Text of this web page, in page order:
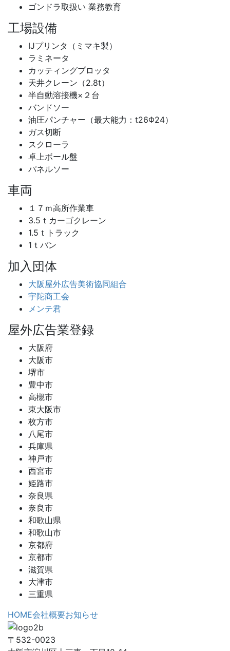
ゴンドラ取扱い 業務教育
工場設備
IJプリンタ（ミマキ製）
ラミネータ
カッティングプロッタ
天井クレーン（2.8t）
半自動溶接機×２台
バンドソー
油圧パンチャー（最大能力：t26Φ24）
ガス切断
スクローラ
卓上ボール盤
パネルソー
車両
１７ｍ高所作業車
3.5ｔカーゴクレーン
1.5ｔトラック
1ｔバン
加入団体
大阪屋外広告美術協同組合
宇陀商工会
メンテ君
屋外広告業登録
大阪府
大阪市
堺市
豊中市
高槻市
東大阪市
枚方市
八尾市
兵庫県
神戸市
西宮市
姫路市
奈良県
奈良市
和歌山県
和歌山市
京都府
京都市
滋賀県
大津市
三重県
HOME会社概要お知らせ
〒532-0023